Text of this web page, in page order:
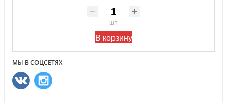
шт
В корзину
МЫ В СОЦСЕТЯХ